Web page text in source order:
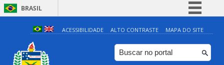
BRASIL
Simplifique!
Comunica BR
Participe
ACESSIBILIDADE ALTO CONTRASTE MAPA DO SITE